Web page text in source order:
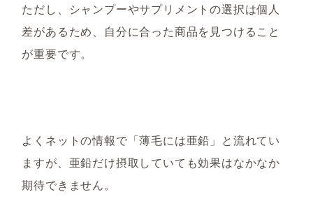
ただし、シャンプーやサプリメントの選択は個人
差があるため、自分に合った商品を見つけること
が重要です。
よくネットの情報で「薄毛には亜鉛」と流れてい
ますが、亜鉛だけ摂取していても効果はなかなか
期待できません。